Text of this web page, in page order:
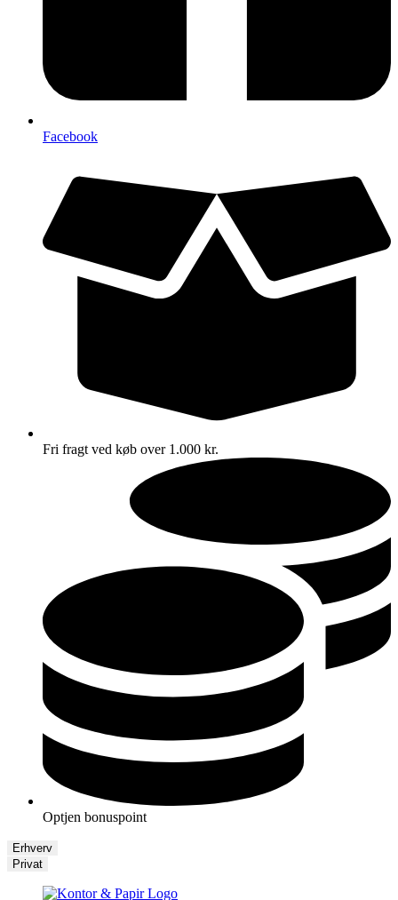
Facebook
Fri fragt ved køb over 1.000 kr.
Optjen bonuspoint
Erhverv
Privat